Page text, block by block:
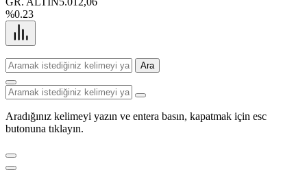
%0.23
Ara
Aradığınız kelimeyi yazın ve entera basın, kapatmak için esc
butonuna tıklayın.